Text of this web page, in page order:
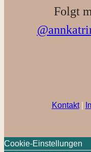
Folgt
Kontakt|
Cookie-Einstellungen